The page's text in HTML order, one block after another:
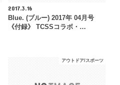
2017.3.16
Blue. (ブルー) 2017年 04月号
《付録》 TCSSコラボ・…
アウトドア/スポーツ